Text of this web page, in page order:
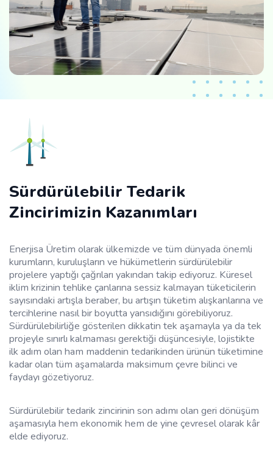
Sürdürülebilir Tedarik
Zincirimizin Kazanımları
Enerjisa Üretim olarak ülkemizde ve tüm dünyada önemli
kurumların, kuruluşların ve hükümetlerin sürdürülebilir
projelere yaptığı çağrıları yakından takip ediyoruz. Küresel
iklim krizinin tehlike çanlarına sessiz kalmayan tüketicilerin
sayısındaki artışla beraber, bu artışın tüketim alışkanlarına ve
tercihlerine nasıl bir boyutta yansıdığını görebiliyoruz.
Sürdürülebilirliğe gösterilen dikkatin tek aşamayla ya da tek
projeyle sınırlı kalmaması gerektiği düşüncesiyle, lojistikte
ilk adım olan ham maddenin tedarikinden ürünün tüketimine
kadar olan tüm aşamalarda maksimum çevre bilinci ve
faydayı gözetiyoruz.
Sürdürülebilir tedarik zincirinin son adımı olan geri dönüşüm
aşamasıyla hem ekonomik hem de yine çevresel olarak kâr
elde ediyoruz.